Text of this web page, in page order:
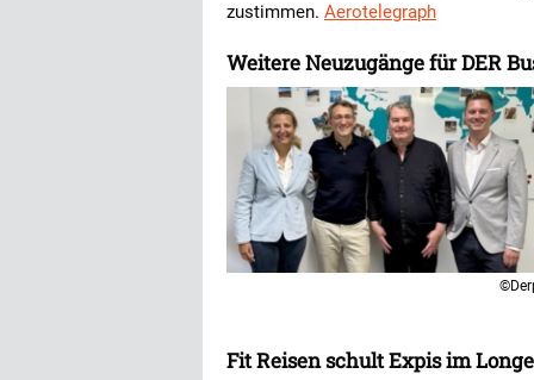
zustimmen. Aerotelegraph
Weitere Neuzugänge für DER
Fit Reisen schult Expis im